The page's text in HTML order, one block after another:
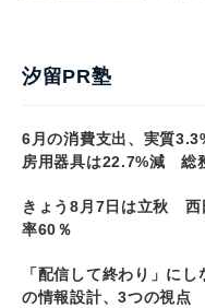
汐留PR塾
6月の消費支出、実質
房用器具は22.7%減 総
きょう8月7日は立秋 西
率60％
「配信して終わり」に
の情報設計、3つの視点